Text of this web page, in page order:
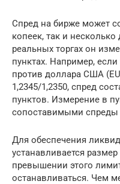
Спред на бирже может
копеек, так и несколько
реальных торгах он
пунктах. Например,
против доллара США
1,2345/1,2350, спред
пунктов. Измерение в
сопоставимыми спреды
Для обеспечения
устанавливается
превышении этого
останавливаться. Чем